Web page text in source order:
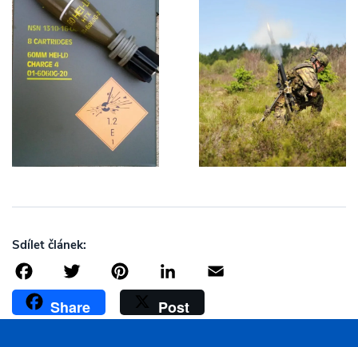
Sdílet článek:
FacebookTwitterPinterestLinkedIn
Share Post